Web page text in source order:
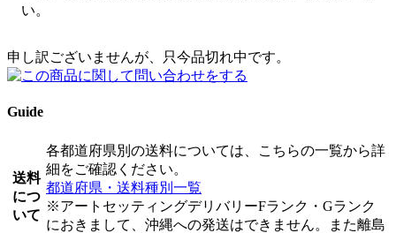
い。
申し訳ございませんが、只今品切れ中です。
Guide
送料
につ
いて
各都道府県別の送料については、こちらの一覧から詳
細をご確認ください。
都道府県・送料種別一覧
※アートセッティングデリバリーFランク・Gランク
におきまして、沖縄への発送はできません。また離島